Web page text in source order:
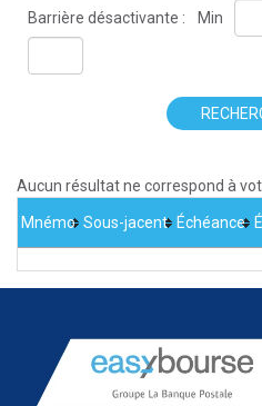
Barrière désactivante : Min
Aucun résultat ne correspond à
Mnémo Sous-jacent Échéance